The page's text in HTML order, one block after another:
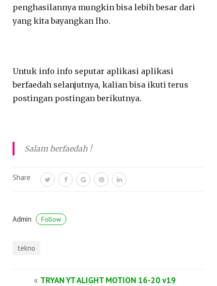
penghasilannya mungkin bisa lebih besar dari
yang kita bayangkan lho.
Untuk info info seputar aplikasi aplikasi
berfaedah selanjutnya, kalian bisa ikuti terus
postingan postingan berikutnya.
Salam berfaedah !
Share
Admin Follow
tekno
« TRYAN YT ALIGHT MOTION 16-20 v19